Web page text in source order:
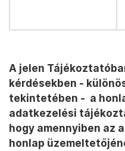
A jelen
kérdésekben -
tekintetében - a
adatkezelési
hogy amennyiben az
honlap